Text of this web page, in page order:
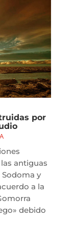
por
antiguas
y
a la
debido